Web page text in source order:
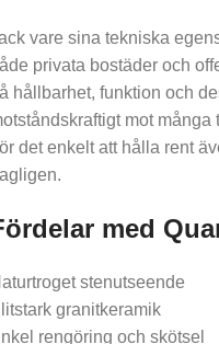
vare sina tekniska
privata bostäder och
hållbarhet, funktion och
mot
det enkelt att hålla rent
med
stenutseende
granitkeramik
rengöring och skötsel